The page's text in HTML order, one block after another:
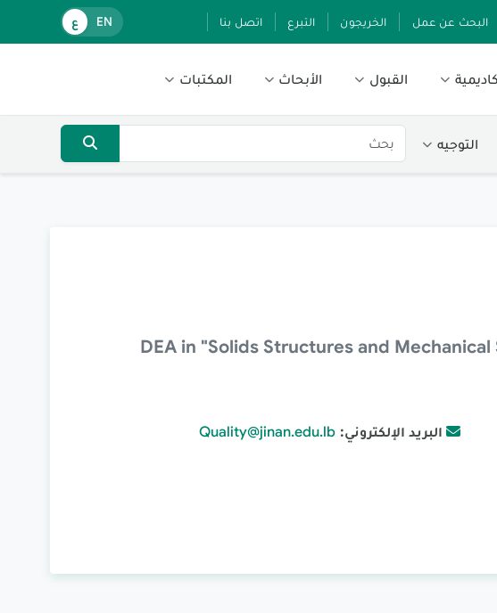
البحث عن عمل الخريجون التبرع اتصل بنا EN ع
القبول الأبحاث المكتبات
التوجيه
DEA in "Solids Structures and
البريد الإلكتروني:
Quality@jinan.edu.lb